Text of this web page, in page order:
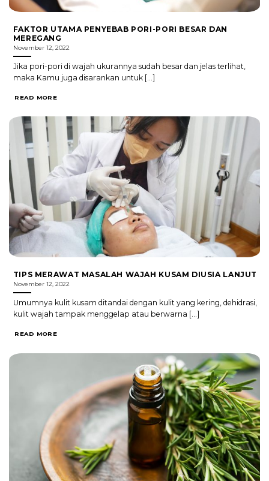
FAKTOR UTAMA PENYEBAB PORI-PORI BESAR DAN
MEREGANG
November 12, 2022
Jika pori-pori di wajah ukurannya sudah besar dan jelas terlihat,
maka Kamu juga disarankan untuk [...]
READ MORE
TIPS MERAWAT MASALAH WAJAH KUSAM DIUSIA LANJUT
November 12, 2022
Umumnya kulit kusam ditandai dengan kulit yang kering, dehidrasi,
kulit wajah tampak menggelap atau berwarna [...]
READ MORE